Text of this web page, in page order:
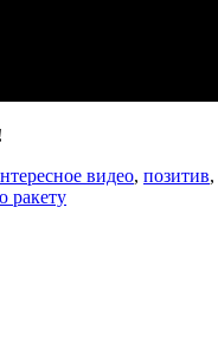
видео, позитив,
ракету